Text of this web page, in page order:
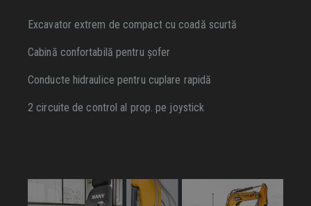
Excavator extrem de compact cu coadă scurtă
Cabină confortabilă pentru șofer
Conducte hidraulice pentru cuplare rapidă
2 circuite de control al prop. pe joystick